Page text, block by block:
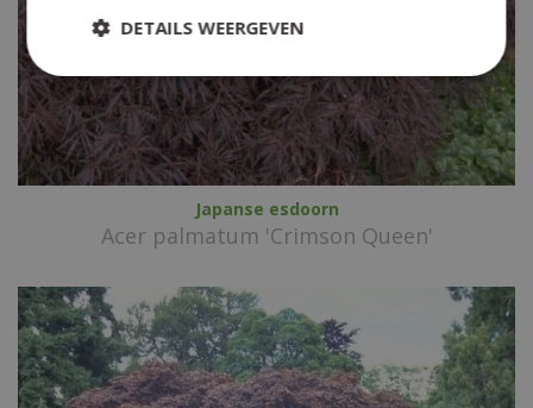
Japanse esdoorn
Acer palmatum 'Crimson Queen'
DETAILS WEERGEVEN